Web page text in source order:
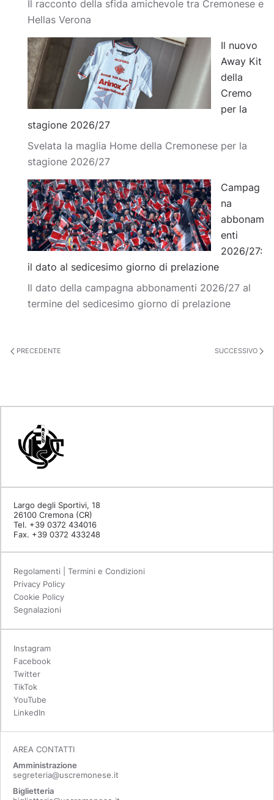
Il racconto della sfida amichevole tra Cremonese e
Hellas Verona
Il nuovo
Away Kit
della
Cremo
per la
stagione 2026/27
Svelata la maglia Home della Cremonese per la
stagione 2026/27
Campag
na
abbonam
enti
2026/27:
il dato al sedicesimo giorno di prelazione
Il dato della campagna abbonamenti 2026/27 al
termine del sedicesimo giorno di prelazione
PRECEDENTE SUCCESSIVO
Largo degli Sportivi, 18
26100 Cremona (CR)
Tel. +39 0372 434016
Fax. +39 0372 433248
Regolamenti | Termini e Condizioni
Privacy Policy
Cookie Policy
Segnalazioni
Instagram
Facebook
Twitter
TikTok
YouTube
LinkedIn
AREA CONTATTI
Amministrazione
segreteria@uscremonese.it
Biglietteria